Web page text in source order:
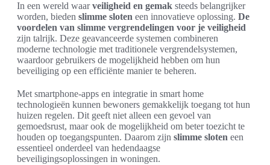
In een wereld waarveiligheid en gemak steeds belangrijker
worden, bieden slimme sloten een innovatieve oplossing. De
voordelen van slimme vergrendelingen voor je veiligheid
zijn talrijk. Deze geavanceerde systemen combineren
moderne technologie met traditionele vergrendelsystemen,
waardoor gebruikers de mogelijkheid hebben om hun
beveiliging op een efficiënte manier te beheren.
Met smartphone-apps en integratie in smart home
technologieën kunnen bewoners gemakkelijk toegang tot hun
huizen regelen. Dit geeft niet alleen een gevoel van
gemoedsrust, maar ook de mogelijkheid om beter toezicht te
houden op toegangspunten. Daarom zijn slimme sloten een
essentieel onderdeel van hedendaagse
beveiligingsoplossingen in woningen.